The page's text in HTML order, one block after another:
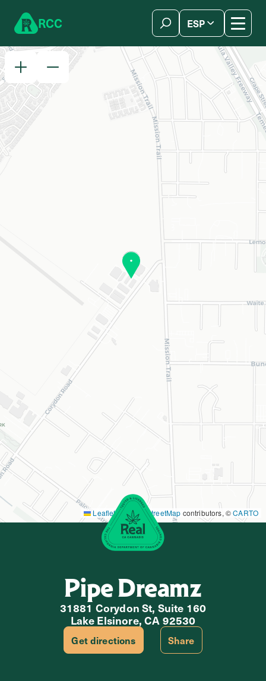
RCC ESP
Leaflet|©OpenStreetMap contributors, ©CARTO
Pipe Dreamz
31881 Corydon St, Suite 160
Lake Elsinore, CA 92530
Get directions Share